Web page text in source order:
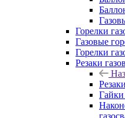
Горелки
Газовые
Горелки
Резаки